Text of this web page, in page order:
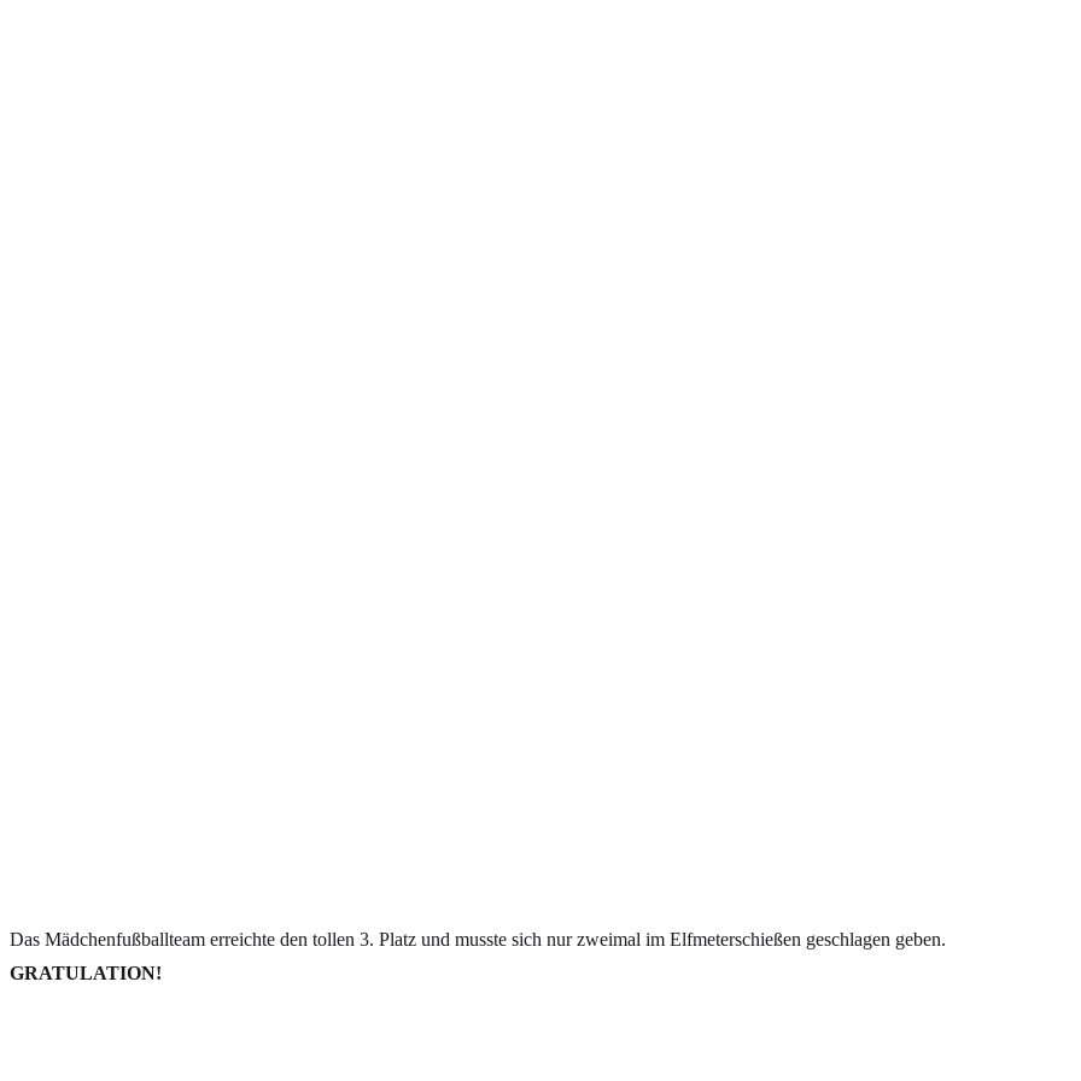
Das Mädchenfußballteam erreichte den tollen 3. Platz und musste sich nur zweimal im Elfmeterschießen geschlagen geben.
GRATULATION!